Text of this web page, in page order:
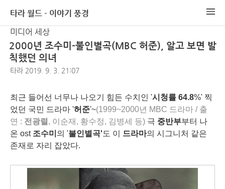
타라 월드 - 이야기 풍경
미디어 세상
2000년 조수미-불인별곡(MBC 허준), 알고 보면 발
칙했던 의녀
타라 2019. 9. 3. 21:07
최근 들어선 너무나 나오기 힘든 수치인 '시청률 64.8%' 찍
었던 국민 드라마 '허준'~(1999~2000년 MBC 드라마 / 출
연 : 전광렬 , 이순재, 황수정, 김병세 등) 극 중반부부터 나
온 ost 조수미 의 '불인별곡' 도 이 드라마의 시그니처 같은
존재로 자리 잡았다.